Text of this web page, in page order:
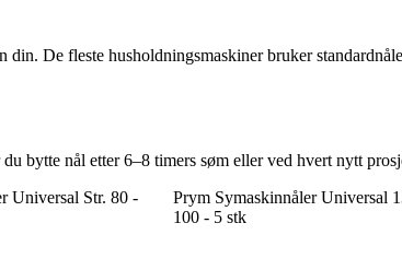
De fleste husholdningsmaskiner bruker
bytte nål etter 6–8 timers søm eller ved hvert nytt
Universal Str. 80 -
Prym Symaskinnåler Universal
100 - 5 stk